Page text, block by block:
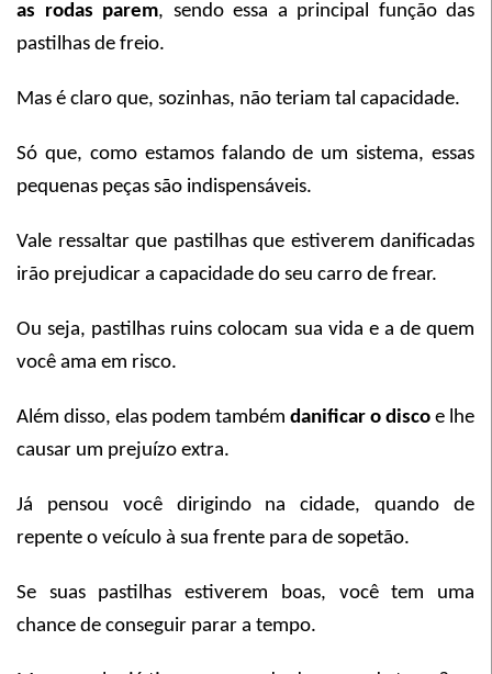
as rodas parem, sendo essa a principal função das
pastilhas de freio.
Mas é claro que, sozinhas, não teriam tal capacidade.
Só que, como estamos falando de um sistema, essas
pequenas peças são indispensáveis.
Vale ressaltar que pastilhas que estiverem danificadas
irão prejudicar a capacidade do seu carro de frear.
Ou seja, pastilhas ruins colocam sua vida e a de quem
você ama em risco.
Além disso, elas podem também danificar o disco e lhe
causar um prejuízo extra.
Já pensou você dirigindo na cidade, quando de
repente o veículo à sua frente para de sopetão.
Se suas pastilhas estiverem boas, você tem uma
chance de conseguir parar a tempo.